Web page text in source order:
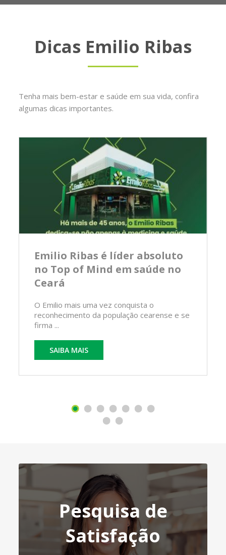
Dicas Emilio Ribas
Tenha mais bem-estar e saúde em sua vida, confira
algumas dicas importantes.
Emilio Ribas é líder absoluto
no Top of Mind em saúde no
Ceará
O Emilio mais uma vez conquista o
reconhecimento da população cearense e se
firma ...
SAIBA MAIS
Pesquisa de
Satisfação